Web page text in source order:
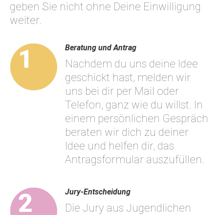
geben Sie nicht ohne Deine Einwilligung
weiter.
Beratung und Antrag
Nachdem du uns deine Idee
geschickt hast, melden wir
uns bei dir per Mail oder
Telefon, ganz wie du willst. In
einem persönlichen Gespräch
beraten wir dich zu deiner
Idee und helfen dir, das
Antragsformular auszufüllen.
Jury-Entscheidung
Die Jury aus Jugendlichen